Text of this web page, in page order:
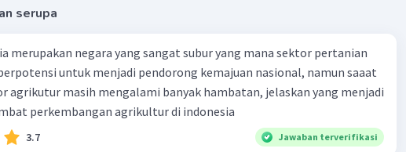
serupa
merupakan negara yang sangat subur yang mana sektor pertanian
untuk menjadi pendorong kemajuan nasional, namun saaat
agrikutur masih mengalami banyak hambatan, jelaskan yang menjadi
perkembangan agrikultur di indonesia
3.7 Jawaban terverifikasi